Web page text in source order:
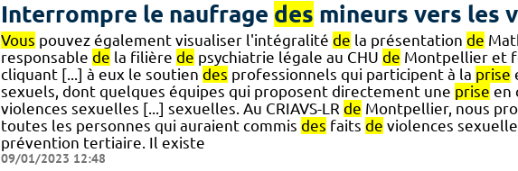
Interrompre le naufrage des mineurs vers les
Vous pouvez également visualiser l'intégralité de la présentation de
responsable de la filière de psychiatrie légale au CHU de Montpellier et
cliquant [...] à eux le soutien des professionnels qui participent à la prise
sexuels, dont quelques équipes qui proposent directement une prise en
violences sexuelles [...] sexuelles. Au CRIAVS-LR de Montpellier, nous
toutes les personnes qui auraient commis des faits de violences
prévention tertiaire. Il existe
09/01/2023 12:48